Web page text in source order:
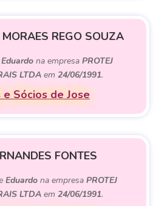
REGO SOUZA
Eduardo na empresa PROTEJ
LTDA em 24/06/1991.
e Sócios de Jose
FONTES
Eduardo na empresa PROTEJ
LTDA em 24/06/1991.